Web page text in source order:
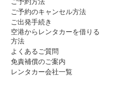
ご予約のキャンセル方法
ご出発手続き
空港からレンタカーを借りる
方法
よくあるご質問
免責補償のご案内
レンタカー会社一覧